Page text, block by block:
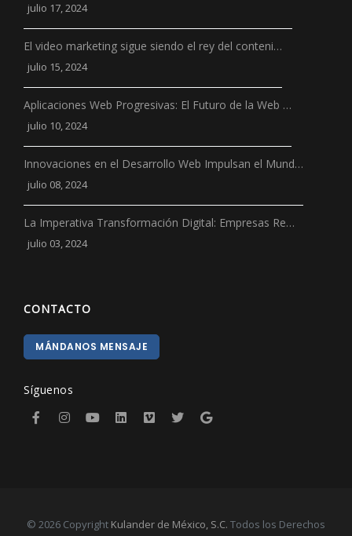
julio 17, 2024
El video marketing sigue siendo el rey del conteni…
julio 15, 2024
Aplicaciones Web Progresivas: El Futuro de la Web …
julio 10, 2024
Innovaciones en el Desarrollo Web Impulsan el Mund…
julio 08, 2024
La Imperativa Transformación Digital: Empresas Re…
julio 03, 2024
CONTACTO
MÁNDANOS MENSAJE
Síguenos
© 2026 Copyright Kulander de México, S.C. Todos los Derechos